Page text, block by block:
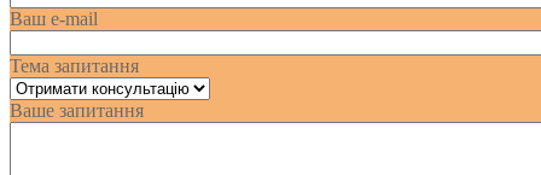
Ваш e-mail
Тема запитання
Ваше запитання